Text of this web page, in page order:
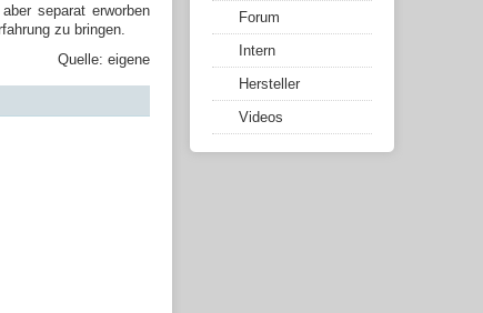
separat erworben
zu bringen.
Quelle: eigene
Forum
Intern
Hersteller
Videos